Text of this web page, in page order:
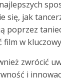
się, jak
poprzez
film w
zwrócić
i